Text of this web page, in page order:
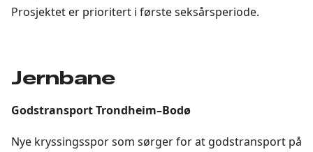
Prosjektet er prioritert i første seksårsperiode.
Jernbane
Godstransport Trondheim–Bodø
Nye kryssingsspor som sørger for at godstransport på